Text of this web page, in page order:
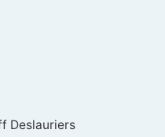
Deslauriers